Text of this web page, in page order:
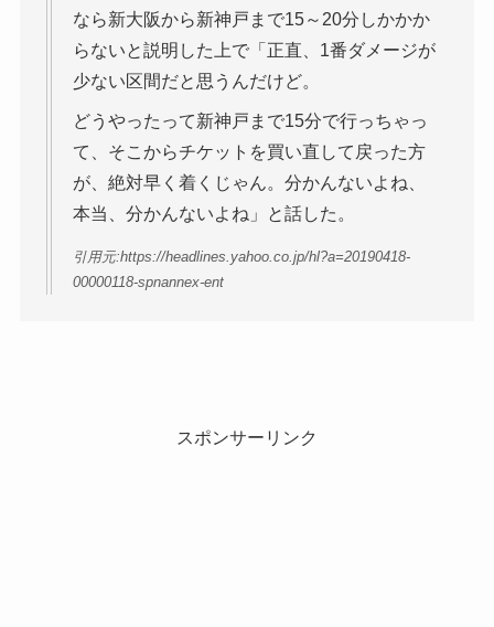
なら新大阪から新神戸まで15～20分しかかか
らないと説明した上で「正直、1番ダメージが
少ない区間だと思うんだけど。
どうやったって新神戸まで15分で行っちゃっ
て、そこからチケットを買い直して戻った方
が、絶対早く着くじゃん。分かんないよね、
本当、分かんないよね」と話した。
引用元:https://headlines.yahoo.co.jp/hl?a=20190418-
00000118-spnannex-ent
スポンサーリンク